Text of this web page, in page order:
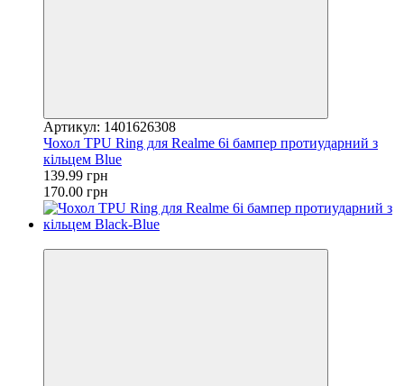
Артикул: 1401626308
Чохол TPU Ring для Realme 6i бампер протиударний з
кільцем Blue
139.99 грн
170.00 грн